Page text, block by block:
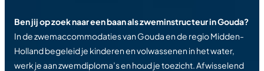
Ben jij op zoek naar een baan als zweminstructeur in Gouda?
In de zwemaccommodaties van Gouda en de regio Midden-
Holland begeleid je kinderen en volwassenen in het water,
werk je aan zwemdiploma’s en houd je toezicht. Afwisselend